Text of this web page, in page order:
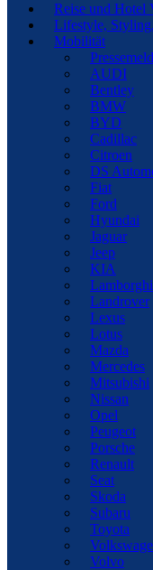
Reise und Hotel
Lifestyle,
Mobilität
AUDI
Bentley
BMW
BYD
Cadillac
Citroen
DS
Fiat
Ford
Hyundai
Jaguar
Jeep
KIA
Landrover
Lexus
Lotus
Mazda
Mercedes
Mitsubishi
Nissan
Opel
Peugeot
Porsche
Renault
Seat
Skoda
Subaru
Toyota
Volvo